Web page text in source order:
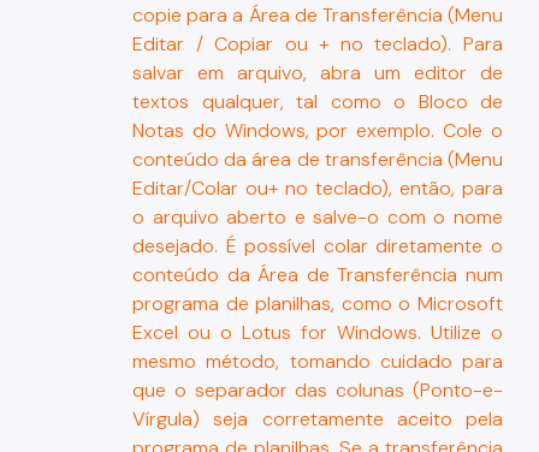
copie para a Área de Transferência (Menu
Editar / Copiar ou+ no teclado). Para
salvar em arquivo, abra um editor de
textos qualquer, tal como o Bloco de
Notas do Windows, por exemplo. Cole o
conteúdo da área de transferência (Menu
Editar/Colar ou+ no teclado), então, para
o arquivo aberto e salve-o com o nome
desejado. É possível colar diretamente o
conteúdo da Área de Transferência num
programa de planilhas, como o Microsoft
Excel ou o Lotus for Windows. Utilize o
mesmo método, tomando cuidado para
que o separador das colunas (Ponto-e-
Vírgula) seja corretamente aceito pela